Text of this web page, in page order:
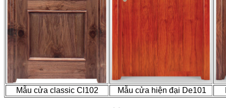
Mẫu cửa classic Cl102 Mẫu cửa hiện đại De101